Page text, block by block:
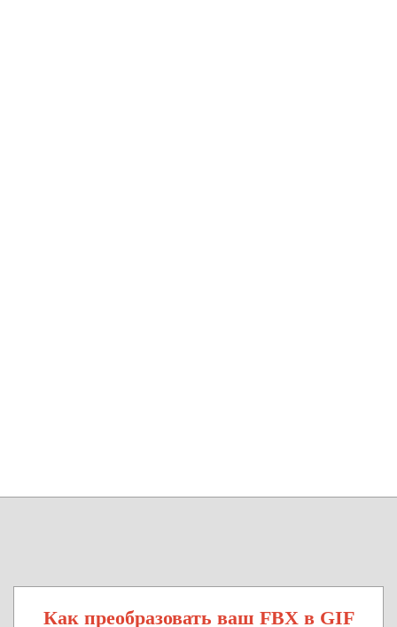
Как преобразовать ваш FBX в GIF